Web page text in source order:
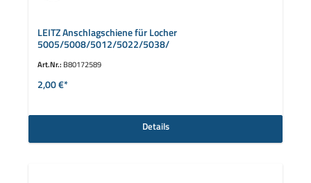
LEITZ Anschlagschiene für Locher
5005/5008/5012/5022/5038/
Art.Nr.: B80172589
2,00 €*
Details